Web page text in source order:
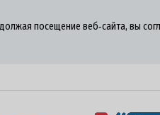
посещение веб‑сайта, вы